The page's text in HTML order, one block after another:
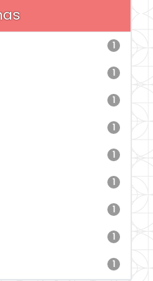
1
1
1
1
1
1
1
1
1